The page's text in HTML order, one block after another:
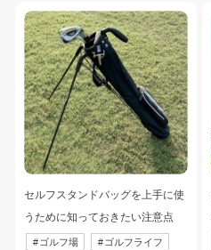
セルフスタンドバッグを上手に使
うために知っておきたい注意点
#ゴルフ場 #ゴルフライフ